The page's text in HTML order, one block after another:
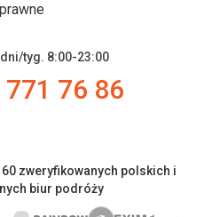
prawne
tyg. 8:00-23:00
76 86
zweryfikowanych polskich i
biur podróży